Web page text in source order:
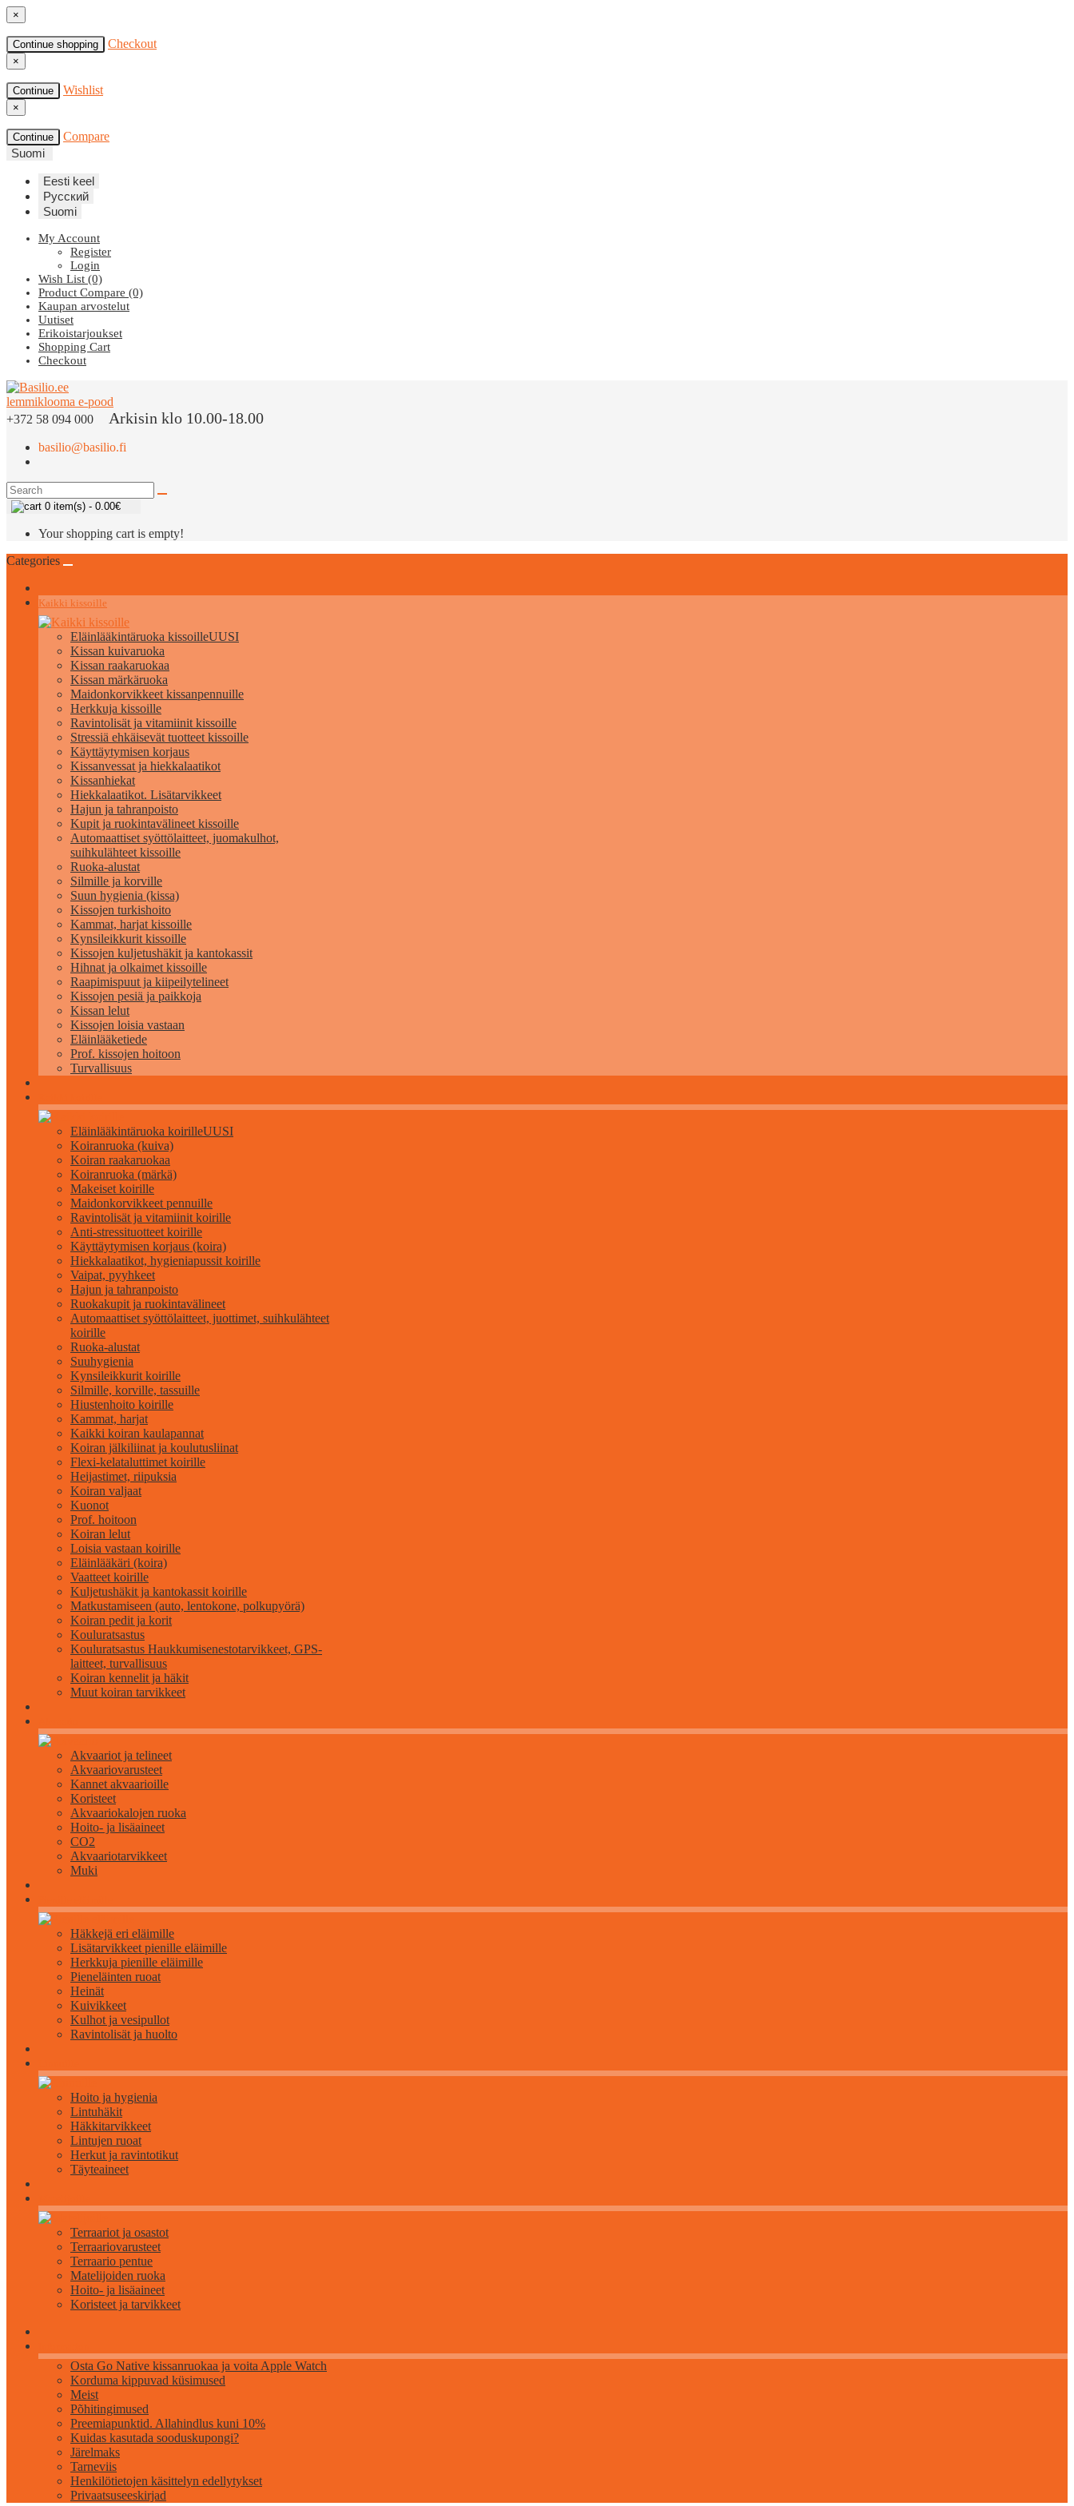
×
Continue shopping Checkout
×
Continue Wishlist
×
Continue
Compare
Suomi
Eesti keel
Русский
Suomi
My Account
Register
Login
Wish List (0)
Product Compare (0)
Kaupan arvostelut
Uutiset
Erikoistarjoukset
Shopping Cart
Checkout
+372 58 094 000 Arkisin klo 10.00-18.00
basilio@basilio.fi
0 item(s) - 0.00€
Your shopping cart is empty!
Categories
Kaikki kissoille
Eläinlääkintäruoka kissoilleUUSI
Kissan kuivaruoka
Kissan raakaruokaa
Kissan märkäruoka
Maidonkorvikkeet kissanpennuille
Herkkuja kissoille
Ravintolisät ja vitamiinit kissoille
Stressiä ehkäisevät tuotteet kissoille
Käyttäytymisen korjaus
Kissanvessat ja hiekkalaatikot
Kissanhiekat
Hiekkalaatikot. Lisätarvikkeet
Hajun ja tahranpoisto
Kupit ja ruokintavälineet kissoille
Automaattiset syöttölaitteet, juomakulhot,
suihkulähteet kissoille
Ruoka-alustat
Silmille ja korville
Suun hygienia (kissa)
Kissojen turkishoito
Kammat, harjat kissoille
Kynsileikkurit kissoille
Kissojen kuljetushäkit ja kantokassit
Hihnat ja olkaimet kissoille
Raapimispuut ja kiipeilytelineet
Kissojen pesiä ja paikkoja
Kissan lelut
Kissojen loisia vastaan
Eläinlääketiede
Prof. kissojen hoitoon
Turvallisuus
Eläinlääkintäruoka koirilleUUSI
Koiranruoka (kuiva)
Koiran raakaruokaa
Koiranruoka (märkä)
Makeiset koirille
Maidonkorvikkeet pennuille
Ravintolisät ja vitamiinit koirille
Anti-stressituotteet koirille
Käyttäytymisen korjaus (koira)
Hiekkalaatikot, hygieniapussit koirille
Vaipat, pyyhkeet
Hajun ja tahranpoisto
Ruokakupit ja ruokintavälineet
Automaattiset syöttölaitteet, juottimet, suihkulähteet
koirille
Ruoka-alustat
Suuhygienia
Kynsileikkurit koirille
Silmille, korville, tassuille
Hiustenhoito koirille
Kammat, harjat
Kaikki koiran kaulapannat
Koiran jälkiliinat ja koulutusliinat
Flexi-kelataluttimet koirille
Heijastimet, riipuksia
Koiran valjaat
Kuonot
Prof. hoitoon
Koiran lelut
Loisia vastaan ​​koirille
Eläinlääkäri (koira)
Vaatteet koirille
Kuljetushäkit ja kantokassit koirille
Matkustamiseen (auto, lentokone, polkupyörä)
Koiran pedit ja korit
Kouluratsastus
Kouluratsastus Haukkumisenestotarvikkeet, GPS-
laitteet, turvallisuus
Koiran kennelit ja häkit
Muut koiran tarvikkeet
Akvaariot ja telineet
Akvaariovarusteet
Kannet akvaarioille
Koristeet
Akvaariokalojen ruoka
Hoito- ja lisäaineet
CO2
Akvaariotarvikkeet
Muki
Häkkejä eri eläimille
Lisätarvikkeet pienille eläimille
Herkkuja pienille eläimille
Pieneläinten ruoat
Heinät
Kuivikkeet
Kulhot ja vesipullot
Ravintolisät ja huolto
Hoito ja hygienia
Lintuhäkit
Häkkitarvikkeet
Lintujen ruoat
Herkut ja ravintotikut
Täyteaineet
Terraariot ja osastot
Terraariovarusteet
Terraario pentue
Matelijoiden ruoka
Hoito- ja lisäaineet
Koristeet ja tarvikkeet
Osta Go Native kissanruokaa ja voita Apple Watch
Korduma kippuvad küsimused
Meist
Põhitingimused
Preemiapunktid. Allahindlus kuni 10%
Kuidas kasutada sooduskupongi?
Järelmaks
Tarneviis
Henkilötietojen käsittelyn edellytykset
Privaatsuseeskirjad